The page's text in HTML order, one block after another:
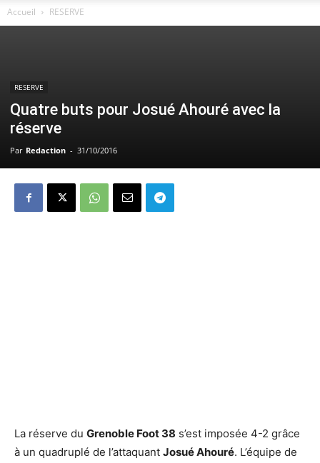
Accueil RESERVE
RESERVE
Quatre buts pour Josué Ahouré avec la
réserve
Par Redaction - 31/10/2016
La réserve du Grenoble Foot 38 s’est imposée 4-2 grâce
à un quadruplé de l’attaquant Josué Ahouré. L’équipe de